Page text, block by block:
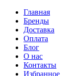
Главная
Бренды
Доставка
Оплата
Блог
О нас
Контакты
Избранное